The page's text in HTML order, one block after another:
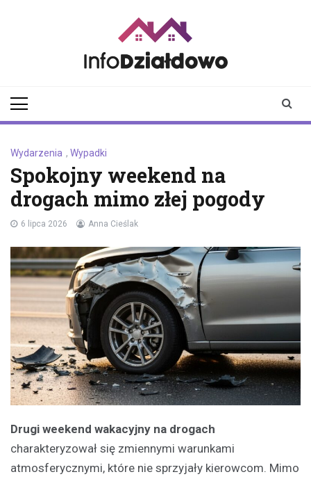
Wydarzenia , Wypadki
Spokojny weekend na
drogach mimo złej pogody
6 lipca 2026 Anna Cieślak
Drugi weekend wakacyjny na drogach
charakteryzował się zmiennymi warunkami
atmosferycznymi, które nie sprzyjały kierowcom. Mimo